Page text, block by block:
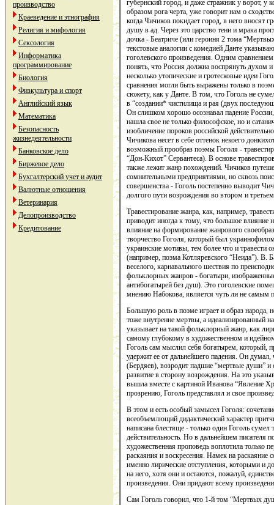
производство
Краеведение и этнография
Религия и мифология
Сексология
Информатика
программирование
Биология
Физкультура и спорт
Английский язык
Математика
Безопасность
жизнедеятельности
Банковское дело
Биржевое дело
Бухгалтерский учет и аудит
Валютные отношения
Ветеринария
Делопроизводство
Кредитование
губернский город, и даже стражник у ворот, у
образом рога черта, уже говорит нам о
когда Чичиков покидает город, в него вносят
душу в ад. Через это царство тени и мрака
дочка - Беатриче (или героиня 2 тома
текстовые аналогии с комедией Данте
гоголевского произведения. Одним
понять, что Россия должна воспрянуть духом
несколько утопические и гротесковые идеи
сравнения могли быть выражены только в
сюжету, как у Данте. В том, что Гоголь не
в “создании* чистилища и рая (двух
Он слишком хорошо осознавал падение
нашла свое не только философское, но и
изобличение пороков российской
Чичикова несет в себе оттенок некоего
возможный прообраз поэмы Гоголя -
“Дон-Кихот” Сервантеса). В основе
также лежит жанр похождений. Чичиков
сомнительными предприятиями, но сквозь
совершенства - Гоголь постепенно выводит
долгого пути возрождения во втором и
Травестирование жанра, как, например,
приводит иногда к тому, что большое
влияние на формирование жанрового
творчество Гоголя, который был
украинские мотивы, тем более что и травести
(например, поэма Котляревского “Неида”). В.
веселого, карнавального шествия по
фольклорных жанров - богатыри,
антибогатырей без душ). Это гоголевские
мнению Набокова, является чуть ли не самым
Большую роль в поэме играет и образ народа,
тоже внутренне мертвы, а идеализированный
указывает на такой фольклорный жанр, как
самому глубокому в художественном и
Гоголь сам мыслил себя богатырем, который,
удержит ее от дальнейшего падения. Он
(Бердяев), возродит падшие “мертвые души” и
развитие в сторону возрождения. На это
вышла вместе с картиной Иванова “Явление
прозрению, Гоголь представлял и свое
В этом и есть особый замысел Гоголя:
всеобъемлющий дидактический характер
написана блестяще - только один Гоголь
действительность. Но в дальнейшем писателя
художественная проповедь воплотила только
раскаяния и воскресения. Намек на
именно лирические отступления, которыми и
на него, хотя они и остаются, пожалуй,
произведения. Они придают всему
Сам Гоголь говорил, что 1-й том “Мертвых